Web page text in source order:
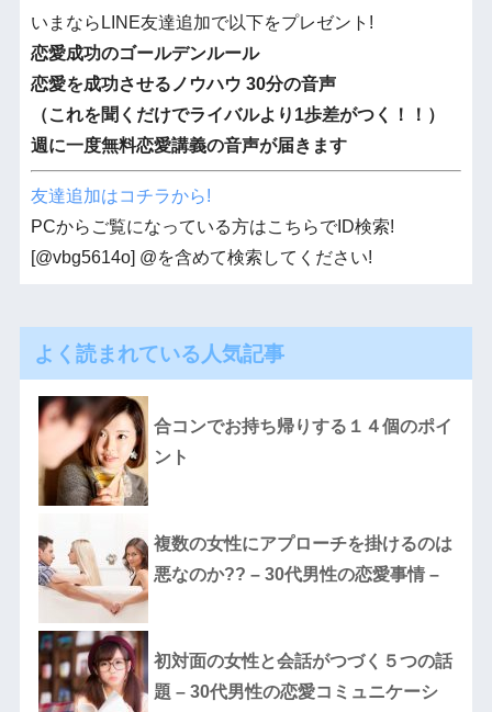
いまならLINE友達追加で以下をプレゼント!
恋愛成功のゴールデンルール
恋愛を成功させるノウハウ 30分の音声
（これを聞くだけでライバルより1歩差がつく！！）
週に一度無料恋愛講義の音声が届きます
友達追加はコチラから!
PCからご覧になっている方はこちらでID検索!
[@vbg5614o] @を含めて検索してください!
よく読まれている人気記事
合コンでお持ち帰りする１４個のポイ
ント
複数の女性にアプローチを掛けるのは
悪なのか?? – 30代男性の恋愛事情 –
初対面の女性と会話がつづく５つの話
題 – 30代男性の恋愛コミュニケーシ